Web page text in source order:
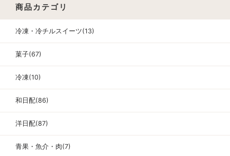
商品カテゴリ
冷凍・冷チルスイーツ(13)
菓子(67)
冷凍(10)
和日配(86)
洋日配(87)
青果・魚介・肉(7)